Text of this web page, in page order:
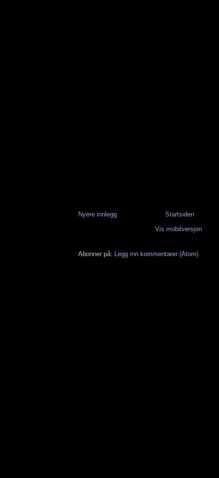
Nyere innlegg
Startsiden
Vis mobilversjon
Abonner på: Legg inn kommentarer (Atom)